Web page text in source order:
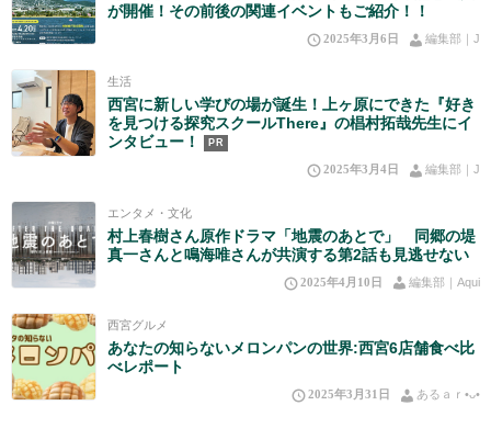
が開催！その前後の関連イベントもご紹介！！
2025年3月6日 編集部｜J
生活
西宮に新しい学びの場が誕生！上ヶ原にできた『好き
を見つける探究スクールThere』の椙村拓哉先生にイ
ンタビュー！
PR
2025年3月4日 編集部｜J
エンタメ・文化
村上春樹さん原作ドラマ「地震のあとで」 同郷の堤
真一さんと鳴海唯さんが共演する第2話も見逃せない
2025年4月10日 編集部｜Aqui
西宮グルメ
あなたの知らないメロンパンの世界:西宮6店舗食べ比
べレポート
2025年3月31日 あるａｒ•⁠ᴗ⁠•⁠